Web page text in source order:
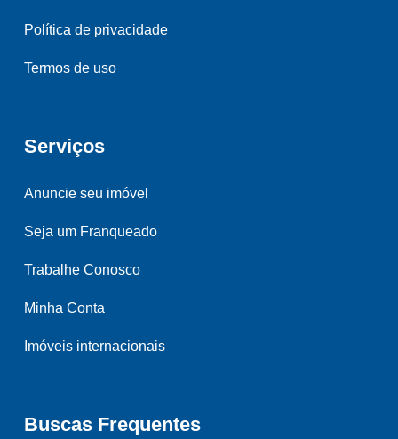
Política de privacidade
Termos de uso
Serviços
Anuncie seu imóvel
Seja um Franqueado
Trabalhe Conosco
Minha Conta
Imóveis internacionais
Buscas Frequentes